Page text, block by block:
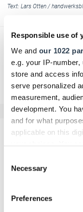
Responsible use of
We and our 1022
e.g. your IP-
store and access
serve personalized
measurement,
development. You
and for what
applicable on this
the Privacy trigger
Collect
Selection
Necessary
Preferences
Text: Lars Otten /
Kommentar
Name